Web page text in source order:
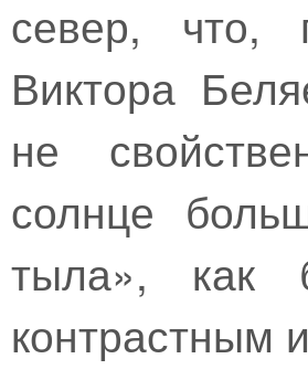
север, что,
Виктора
не
солнце
тыла», как
контрастным